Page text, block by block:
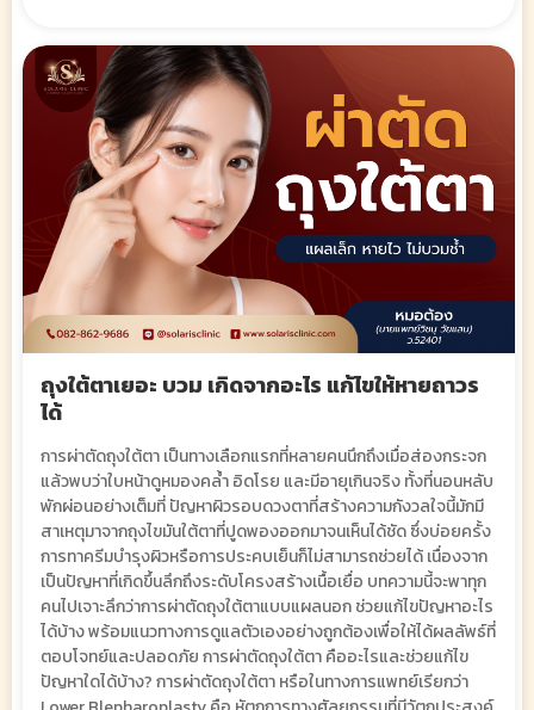
ถุงใต้ตาเยอะ บวม เกิดจากอะไร แก้ไขให้หายถาวร
ได้
การผ่าตัดถุงใต้ตา เป็นทางเลือกแรกที่หลายคนนึกถึงเมื่อส่องกระจก
แล้วพบว่าใบหน้าดูหมองคล้ำ อิดโรย และมีอายุเกินจริง ทั้งที่นอนหลับ
พักผ่อนอย่างเต็มที่ ปัญหาผิวรอบดวงตาที่สร้างความกังวลใจนี้มักมี
สาเหตุมาจากถุงไขมันใต้ตาที่ปูดพองออกมาจนเห็นได้ชัด ซึ่งบ่อยครั้ง
การทาครีมบำรุงผิวหรือการประคบเย็นก็ไม่สามารถช่วยได้ เนื่องจาก
เป็นปัญหาที่เกิดขึ้นลึกถึงระดับโครงสร้างเนื้อเยื่อ บทความนี้จะพาทุก
คนไปเจาะลึกว่าการผ่าตัดถุงใต้ตาแบบแผลนอก ช่วยแก้ไขปัญหาอะไร
ได้บ้าง พร้อมแนวทางการดูแลตัวเองอย่างถูกต้องเพื่อให้ได้ผลลัพธ์ที่
ตอบโจทย์และปลอดภัย การผ่าตัดถุงใต้ตา คืออะไรและช่วยแก้ไข
ปัญหาใดได้บ้าง? การผ่าตัดถุงใต้ตา หรือในทางการแพทย์เรียกว่า